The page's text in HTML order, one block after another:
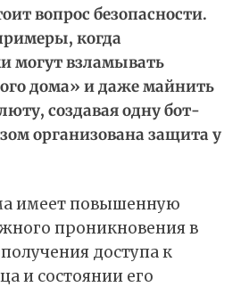
вопрос безопасности.
когда
могут взламывать
дома» и даже майнить
создавая одну бот-
организована защита у
имеет повышенную
проникновения в
доступа к
и состоянии его